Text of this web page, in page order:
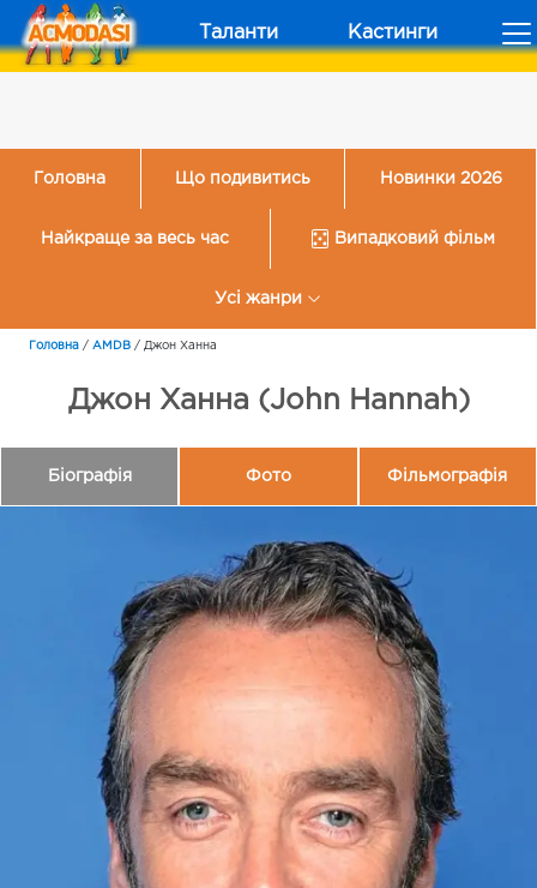
Таланти Кастинги
Головна Що подивитись Новинки 2026
Найкраще за весь час Випадковий фільм
Усі жанри
Головна / AMDB / Джон Ханна
Джон Ханна (John Hannah)
Біографія Фото Фільмографія